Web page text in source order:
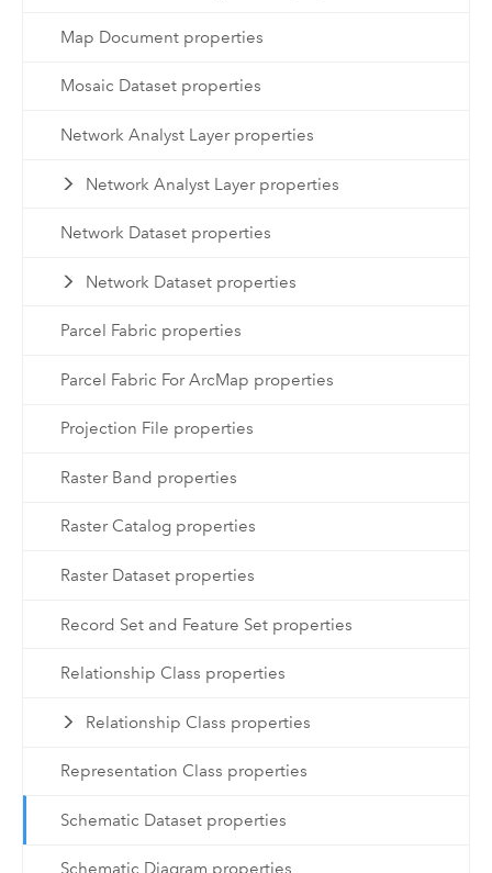
Map Document properties
Mosaic Dataset properties
Network Analyst Layer properties
Network Analyst Layer properties
Network Dataset properties
Network Dataset properties
Parcel Fabric properties
Parcel Fabric For ArcMap properties
Projection File properties
Raster Band properties
Raster Catalog properties
Raster Dataset properties
Record Set and Feature Set properties
Relationship Class properties
Relationship Class properties
Representation Class properties
Schematic Dataset properties